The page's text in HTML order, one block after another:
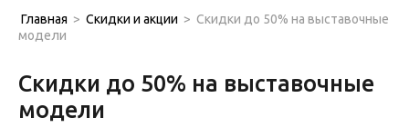
Главная > Скидки и акции > Скидки до 50% на выставочные
модели
Скидки до 50% на выставочные
модели